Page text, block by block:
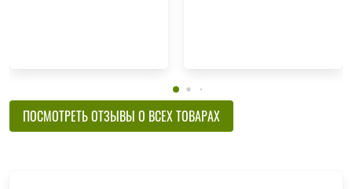
ПОСМОТРЕТЬ ОТЗЫВЫ О ВСЕХ ТОВАРАХ